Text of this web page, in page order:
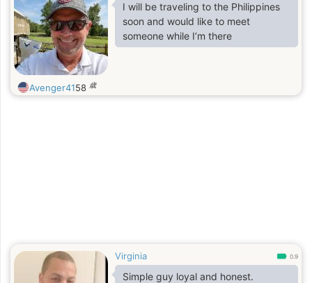
I will be traveling to the Philippines
soon and would like to meet
someone while I’m there
Avenger4158 歳
Virginia 0.9
Simple guy loyal and honest.